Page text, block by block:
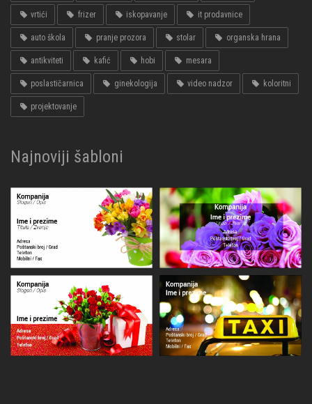
vrtići frizer iskopavanje it prodavnice
auto škola pranje prozora stolar organska hrana
antikviteti kafić hobi mesara
poslastičarnica ginekologija video nadzor koloritni
projektovanje
Najnoviji šabloni